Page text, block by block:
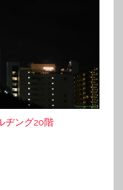
ヂング20階